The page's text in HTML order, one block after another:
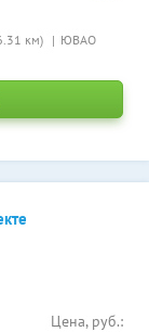
км) ЮВАО
Цена, руб.: